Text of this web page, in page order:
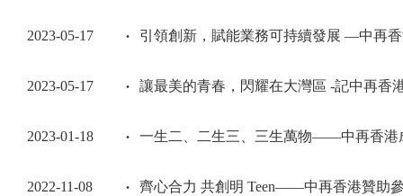
2023-05-17 引領創新，賦能業務可持續發展 —中再
2023-05-17 讓最美的青春，閃耀在大灣區 -記中再香
2023-01-18 一生二、二生三、三生萬物——中再香港
2022-11-08 齊心合力 共創明 Teen——中再香港贊助